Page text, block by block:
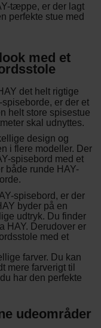
tæppe, er der lagt
perfekte stue med
med et
det helt rigtige
er der et
helt store spisestue
skal udnyttes.
design og
i flere modeller. Der
spisebord med et
både runde HAY-
spisebord, er der
byder på en
udtryk. Du finder
HAY. Derudover er
med et
farver. Du kan
mere farverigt til
har den perfekte
udeområder